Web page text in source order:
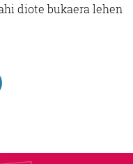
diote bukaera lehen